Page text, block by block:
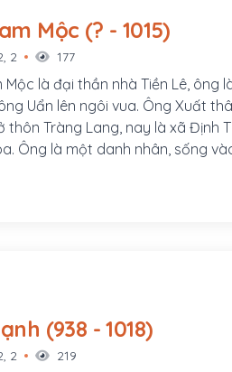
Đào Cam Mộc (? - 1015)
2 177
là đại thần nhà Tiền Lê, ông
Uẩn lên ngôi vua. Ông Xuất
thôn Tràng Lang, nay là xã Định
Ông là một danh nhân, sống
Vạn Hạnh (938 - 1018)
2 219